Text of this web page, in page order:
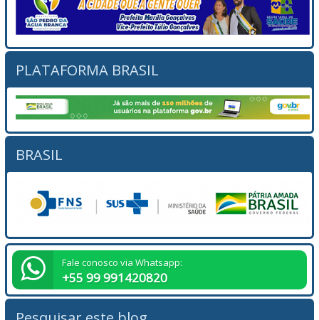
PLATAFORMA BRASIL
BRASIL
Fale conosco via Whatsapp:
+55 99 991420820